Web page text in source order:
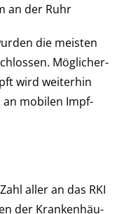
an der Ruhr
die meisten
Mög­licher­
wird weiter­hin
an mobilen Impf­
aller an das RKI
der Kran­ken­häu­